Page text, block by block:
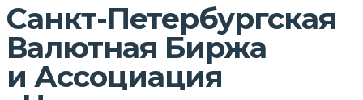
Санкт-Петербургская
Валютная Биржа
и Ассоциация